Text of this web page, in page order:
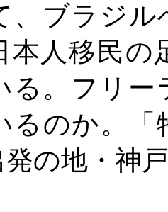
、ブラジ
本人移民
る。フリ
るのか。
発の地・神